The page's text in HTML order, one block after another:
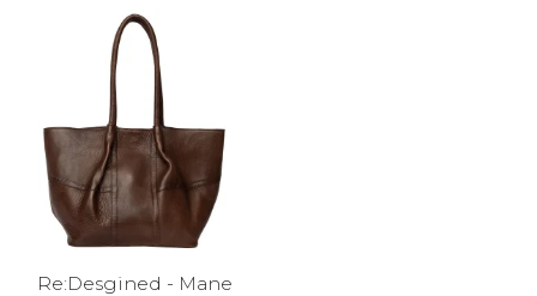
Re:Desgined - Mane